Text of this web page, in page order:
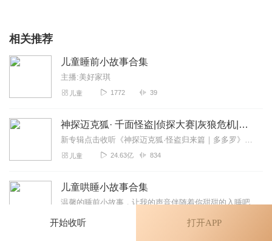
相关推荐
儿童睡前小故事合集
主播:美好家琪
儿童 1772 39
神探迈克狐· 千面怪盗|侦探大赛|灰狼危机|多多罗
新专辑点击收听《神探迈克狐·怪盗归来篇｜多多罗》！！！>>>点击进入主播橱窗购买《神探迈克狐》系列图书吧!<<<多多罗故事【点击前往】收听多多罗其他好玩有趣的故...
儿童 24.63亿 834
儿童哄睡小故事合集
温馨的睡前小故事，让我的声音伴随着你甜甜的入睡吧
儿童
开始收听 打开APP